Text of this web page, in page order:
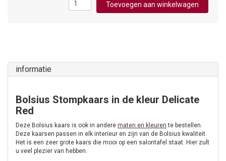
Toevoegen aan winkelwagen
informatie
Bolsius Stompkaars in de kleur Delicate
Red
Deze Bolsius kaars is ook in andere maten en kleuren te bestellen.
Deze kaarsen passen in elk interieur en zijn van de Bolsius kwaliteit.
Het is een zeer grote kaars die mooi op een salontafel staat. Hier zult
u veel plezier van hebben.